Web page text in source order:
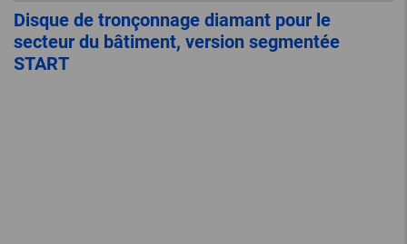
Disque de tronçonnage diamant pour le
secteur du bâtiment, version segmentée
START